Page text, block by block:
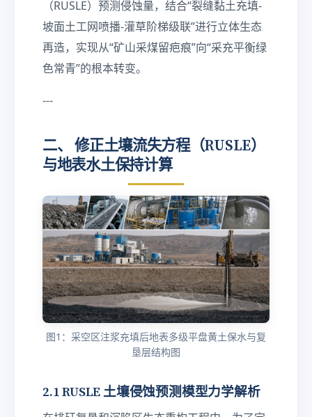
（RUSLE）预测侵蚀量，结合“裂缝黏土充填-
坡面土工网喷播-灌草阶梯级联”进行立体生态
再造，实现从“矿山采煤留疤痕”向“采充平衡绿
色常青”的根本转变。
---
二、 修正土壤流失方程（RUSLE）
与地表水土保持计算
图1：采空区注浆充填后地表多级平盘黄土保水与复
垦层结构图
2.1 RUSLE 土壤侵蚀预测模型力学解析